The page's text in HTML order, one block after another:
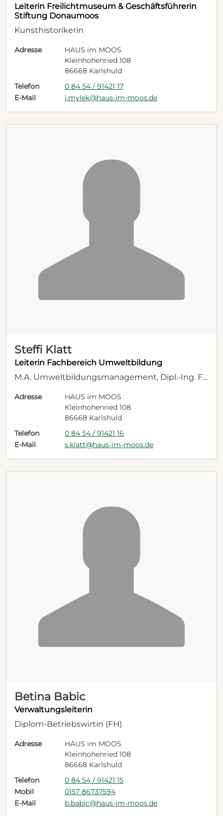
Leiterin Freilichtmuseum & Geschäftsführerin
Stiftung Donaumoos
Kunsthistorikerin
Adresse
HAUS im MOOS
Kleinhohenried 108
86668 Karlshuld
Telefon
0 84 54 / 91421 17
E-Mail
j.mylek@haus-im-moos.de
Steffi Klatt
Leiterin Fachbereich Umweltbildung
M.A. Umweltbildungsmanagement, Dipl.-Ing. Fo
Adresse
HAUS im MOOS
Kleinhohenried 108
86668 Karlshuld
Telefon
0 84 54 / 91421 16
E-Mail
s.klatt@haus-im-moos.de
Betina Babic
Verwaltungsleiterin
Diplom-Betriebswirtin (FH)
Adresse
HAUS im MOOS
Kleinhohenried 108
86668 Karlshuld
Telefon
0 84 54 / 91421 15
Mobil
0157 86737594
E-Mail
b.babic@haus-im-moos.de